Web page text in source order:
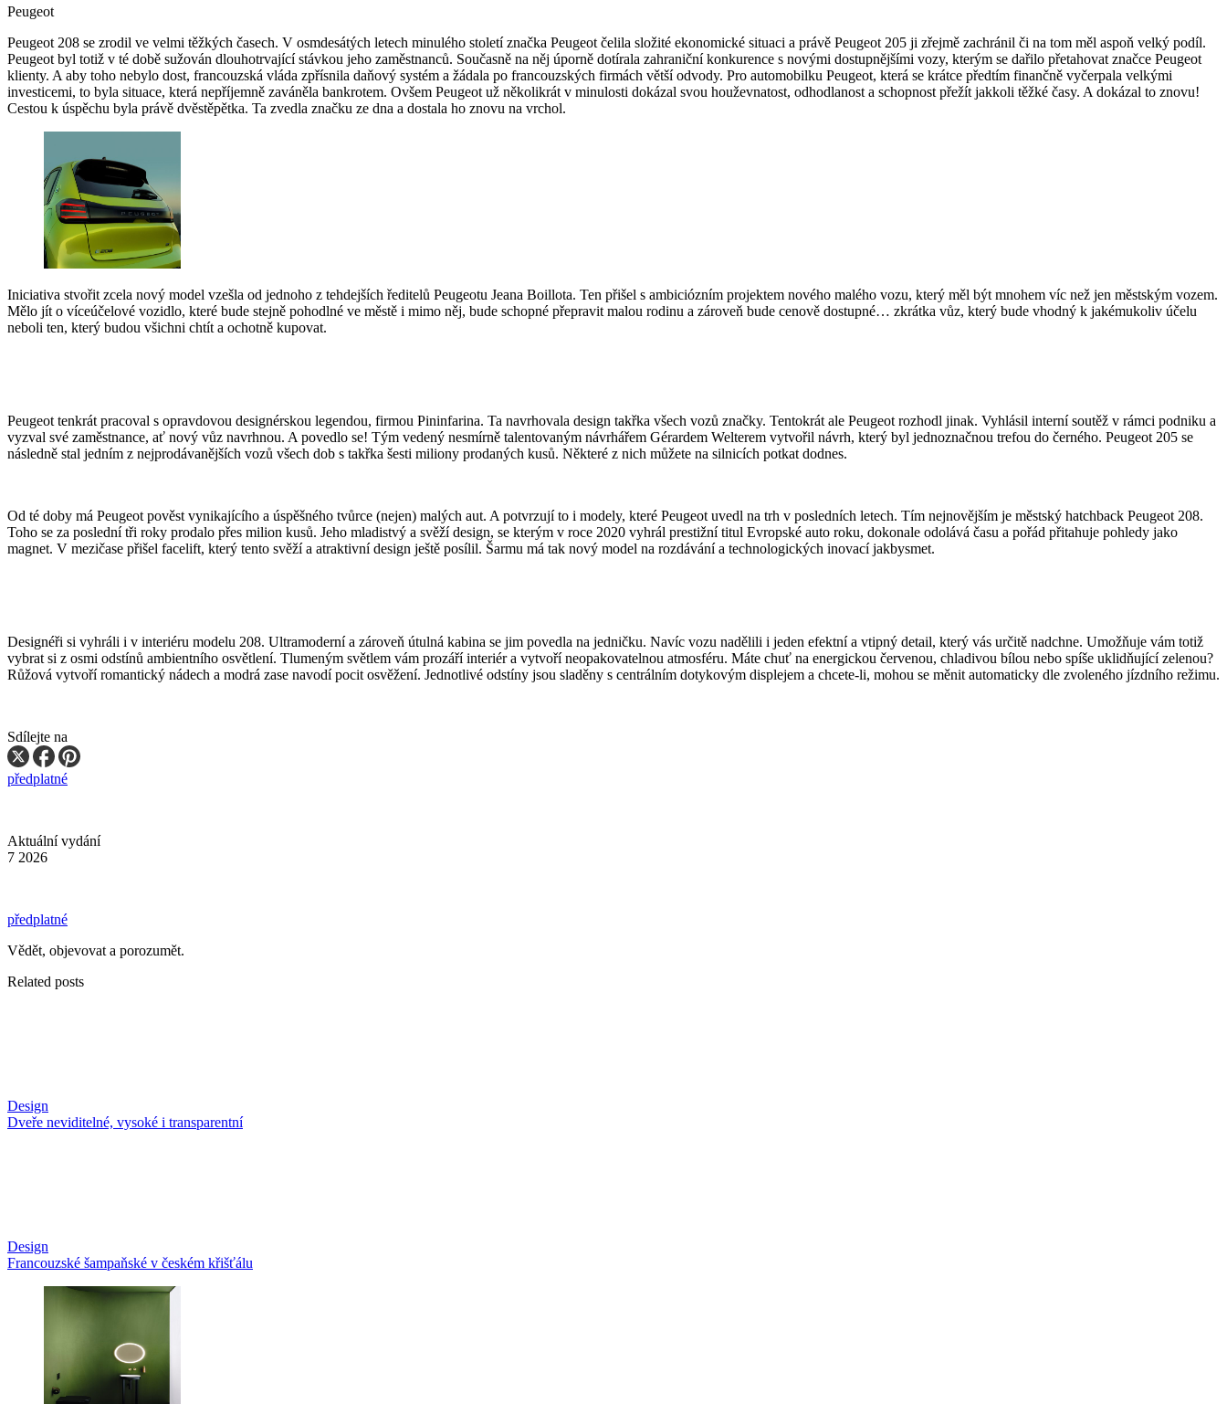
Peugeot
Peugeot 208 se zrodil ve velmi těžkých časech. V osmdesátých letech minulého století značka Peugeot čelila složité ekonomické situaci a právě Peugeot 205 ji zřejmě zachránil či na tom měl aspoň velký podíl.
Peugeot byl totiž v té době sužován dlouhotrvající stávkou jeho zaměstnanců. Současně na něj úporně dotírala zahraniční konkurence s novými dostupnějšími vozy, kterým se dařilo přetahovat značce Peugeot
klienty. A aby toho nebylo dost, francouzská vláda zpřísnila daňový systém a žádala po francouzských firmách větší odvody. Pro automobilku Peugeot, která se krátce předtím finančně vyčerpala velkými
investicemi, to byla situace, která nepříjemně zaváněla bankrotem. Ovšem Peugeot už několikrát v minulosti dokázal svou houževnatost, odhodlanost a schopnost přežít jakkoli těžké časy. A dokázal to znovu!
Cestou k úspěchu byla právě dvěstěpětka. Ta zvedla značku ze dna a dostala ho znovu na vrchol.
Iniciativa stvořit zcela nový model vzešla od jednoho z tehdejších ředitelů Peugeotu Jeana Boillota. Ten přišel s ambiciózním projektem nového malého vozu, který měl být mnohem víc než jen městským vozem.
Mělo jít o víceúčelové vozidlo, které bude stejně pohodlné ve městě i mimo něj, bude schopné přepravit malou rodinu a zároveň bude cenově dostupné… zkrátka vůz, který bude vhodný k jakémukoliv účelu
neboli ten, který budou všichni chtít a ochotně kupovat.
Peugeot tenkrát pracoval s opravdovou designérskou legendou, firmou Pininfarina. Ta navrhovala design takřka všech vozů značky. Tentokrát ale Peugeot rozhodl jinak. Vyhlásil interní soutěž v rámci podniku a
vyzval své zaměstnance, ať nový vůz navrhnou. A povedlo se! Tým vedený nesmírně talentovaným návrhářem Gérardem Welterem vytvořil návrh, který byl jednoznačnou trefou do černého. Peugeot 205 se
následně stal jedním z nejprodávanějších vozů všech dob s takřka šesti miliony prodaných kusů. Některé z nich můžete na silnicích potkat dodnes.
Od té doby má Peugeot pověst vynikajícího a úspěšného tvůrce (nejen) malých aut. A potvrzují to i modely, které Peugeot uvedl na trh v posledních letech. Tím nejnovějším je městský hatchback Peugeot 208.
Toho se za poslední tři roky prodalo přes milion kusů. Jeho mladistvý a svěží design, se kterým v roce 2020 vyhrál prestižní titul Evropské auto roku, dokonale odolává času a pořád přitahuje pohledy jako
magnet. V mezičase přišel facelift, který tento svěží a atraktivní design ještě posílil. Šarmu má tak nový model na rozdávání a technologických inovací jakbysmet.
Designéři si vyhráli i v interiéru modelu 208. Ultramoderní a zároveň útulná kabina se jim povedla na jedničku. Navíc vozu nadělili i jeden efektní a vtipný detail, který vás určitě nadchne. Umožňuje vám totiž
vybrat si z osmi odstínů ambientního osvětlení. Tlumeným světlem vám prozáří interiér a vytvoří neopakovatelnou atmosféru. Máte chuť na energickou červenou, chladivou bílou nebo spíše uklidňující zelenou?
Růžová vytvoří romantický nádech a modrá zase navodí pocit osvěžení. Jednotlivé odstíny jsou sladěny s centrálním dotykovým displejem a chcete-li, mohou se měnit automaticky dle zvoleného jízdního režimu.
Sdílejte na
předplatné
Aktuální vydání
7 2026
předplatné
Vědět, objevovat a porozumět.
Related posts
Design
Dveře neviditelné, vysoké i transparentní
Design
Francouzské šampaňské v českém křišťálu